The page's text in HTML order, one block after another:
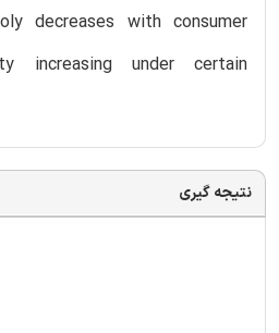
decreases with consumer
increasing under certain
نتیجه گیری